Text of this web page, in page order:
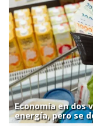
Economía en dos
energía, pero se